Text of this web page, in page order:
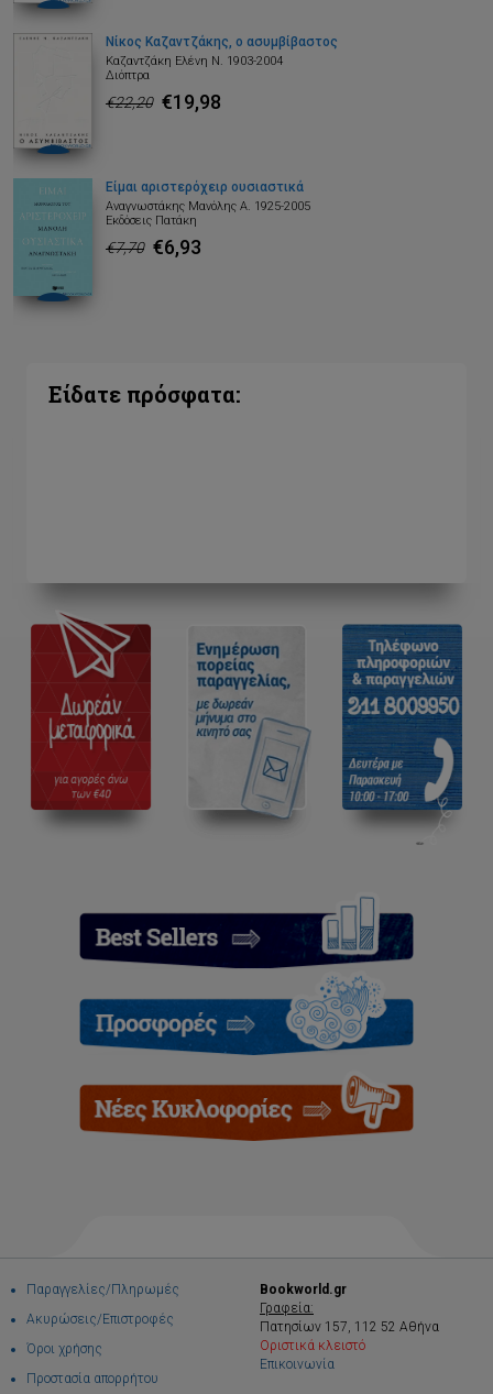
Νίκος Καζαντζάκης, ο ασυμβίβαστος
Καζαντζάκη Ελένη Ν. 1903-2004
Διόπτρα
€22,20 €19,98
Είμαι αριστερόχειρ ουσιαστικά
Αναγνωστάκης Μανόλης Α. 1925-2005
Εκδόσεις Πατάκη
€7,70 €6,93
Είδατε πρόσφατα:
Παραγγελίες/Πληρωμές
Ακυρώσεις/Επιστροφές
Όροι χρήσης
Προστασία απορρήτου
Bookworld.gr
Γραφεία:
Πατησίων 157, 112 52 Αθήνα
Οριστικά κλειστό
Επικοινωνία